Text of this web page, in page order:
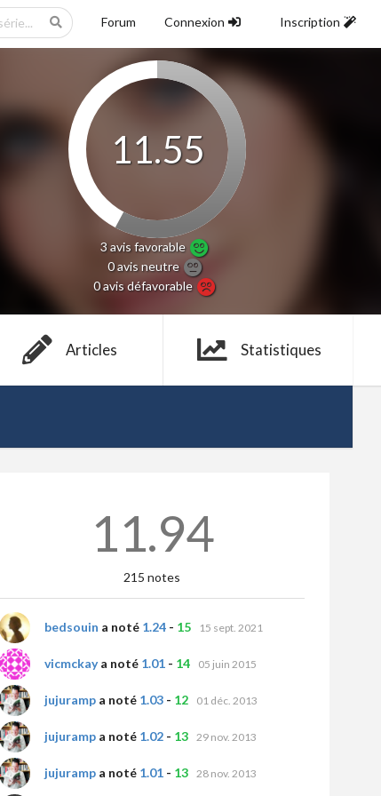
Forum Connexion Inscription
11.55
3 avisfavorable
0 avisneutre
0 avisdéfavorable
Articles Statistiques
11.94
215 notes
bedsouin a noté 1.24 - 15 15 sept. 2021
vicmckaya noté 1.01 - 14 05 juin 2015
jujuramp a noté 1.03 - 12 01 déc. 2013
jujuramp a noté 1.02 - 13 29 nov. 2013
jujuramp a noté 1.01 - 13 28 nov. 2013